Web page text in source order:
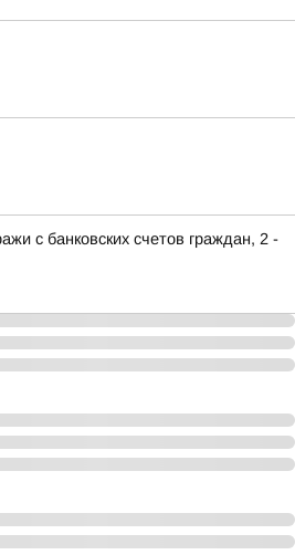
с банковских счетов граждан, 2 -